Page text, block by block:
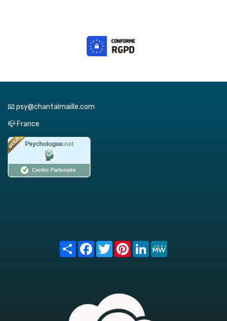
📧 psy@chantalmaille.com
📪 France
Share FacebookTwitterPinterest
LinkedIn